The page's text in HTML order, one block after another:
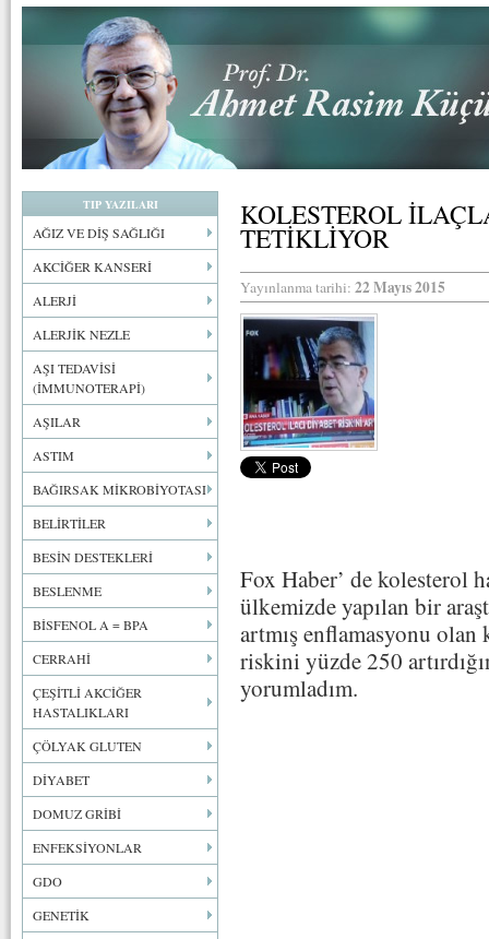
TIP YAZILARI
AĞIZ VE DİŞ SAĞLIĞI
AKCİĞER KANSERİ
ALERJİ
ALERJİK NEZLE
AŞI TEDAVİSİ
(İMMUNOTERAPİ)
AŞILAR
ASTIM
BAĞIRSAK MİKROBİYOTASI
BELİRTİLER
BESİN DESTEKLERİ
BESLENME
BİSFENOL A = BPA
CERRAHİ
ÇEŞİTLİ AKCİĞER
HASTALIKLARI
ÇÖLYAK GLUTEN
DİYABET
DOMUZ GRİBİ
ENFEKSİYONLAR
GDO
GENETİK
KOLESTEROL
TETİKLİYOR
Yayınlanma tarihi: 22 Mayıs 2015
Fox Haber’ de kolesterol
ülkemizde yapılan bir
artmış enflamasyonu olan
riskini yüzde 250
yorumladım.